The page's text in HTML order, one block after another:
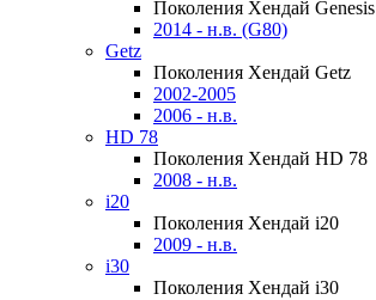
Поколения Хендай Genesis
2014 - н.в. (G80)
Getz
Поколения Хендай Getz
2002-2005
2006 - н.в.
HD 78
Поколения Хендай HD 78
2008 - н.в.
i20
Поколения Хендай i20
2009 - н.в.
i30
Поколения Хендай i30